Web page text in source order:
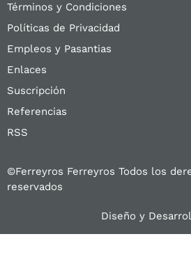
Términos y Condiciones
Políticas de Privacidad
Empleos y Pasantias
Enlaces
Suscripción
Referencias
RSS
©Ferreyros Ferreyros Todos los
reservados
Diseño y